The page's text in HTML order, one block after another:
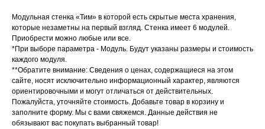
Модульная стенка «Тим» в которой есть скрытые места хранения,
которые незаметны на первый взгляд. Стенка имеет 6 модулей.
Приобрести можно любые или все.
*При выборе параметра - Модуль. Будут указаны размеры и стоимость
каждого модуля.
**Обратите внимание: Сведения о ценах, содержащиеся на этом
сайте, носят исключительно информационный характер, являются
ориентировочными и могут отличаться от действительных.
Пожалуйста, уточняйте стоимость. Добавьте товар в корзину и
заполните форму. Мы с вами свяжемся. Данные действия не
обязывают вас покупать выбранный товар!